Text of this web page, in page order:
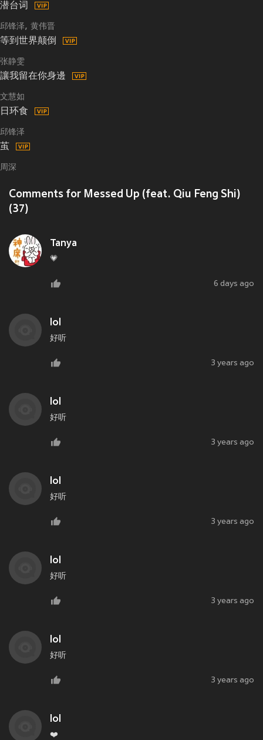
潜台词
邱锋泽 黄伟晋
等到世界颠倒
张静雯
讓我留在你身邊
文慧如
日环食
邱锋泽
茧
周深
Comments for Messed Up (feat. Qiu Feng Shi)
(37)
Tanya
💗
6 days ago
lol
好听
3 years ago
lol
好听
3 years ago
lol
好听
3 years ago
lol
好听
3 years ago
lol
好听
3 years ago
lol
❤️